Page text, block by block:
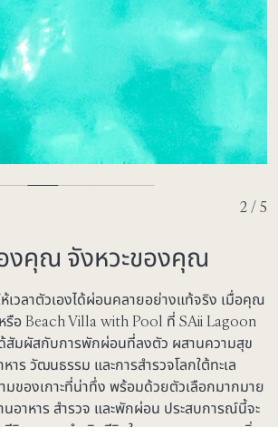
3 / 5
องคุณ จังหวะของคุณ
เวลาตัวเองได้ผ่อนคลายอย่างแท้จริง เมื่อคุณ
รือ Beach Villa with Pool ที่ SAii Lagoon
สัมผัสกับการพักผ่อนที่ลงตัว ผสานความสุข
าร วัฒนธรรม และการสำรวจโลกใต้ทะเล
มของเกาะที่น่าทึ่ง พร้อมด้วยตัวเลือกมากมาย
นอาหาร สำรวจ และพักผ่อน ประสบการณ์นี้จะ